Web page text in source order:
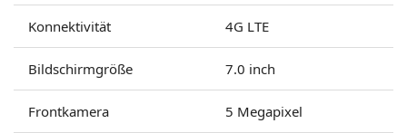
Konnektivität 4G LTE
Bildschirmgröße 7.0 inch
Frontkamera 5 Megapixel